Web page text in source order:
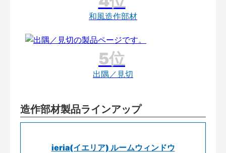
和風造作部材
出隅／見切
造作部材製品ラインアップ
ieria(イエリア) ルームウィンドウ